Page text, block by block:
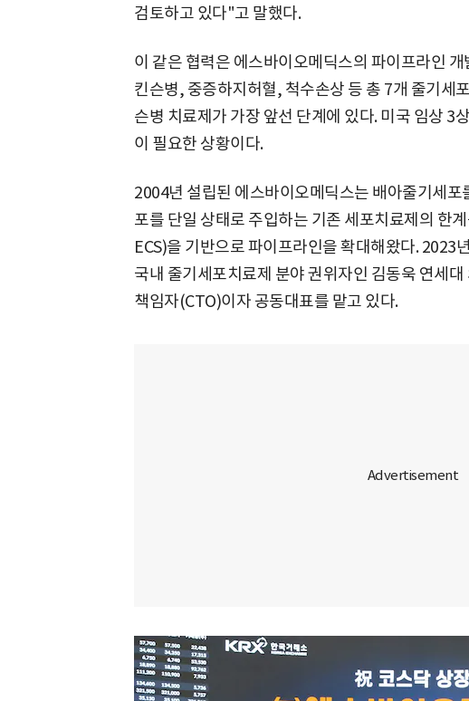
검토하고 있다"고 말했다.
이 같은 협력은 에스바이오메딕스의 파이프라인
킨슨병, 중증하지허혈, 척수손상 등 총 7개 줄기세
슨병 치료제가 가장 앞선 단계에 있다. 미국 임상 3
이 필요한 상황이다.
2004년 설립된 에스바이오메딕스는 배아줄기세포
포를 단일 상태로 주입하는 기존 세포치료제의 한
ECS)을 기반으로 파이프라인을 확대해왔다. 2023
국내 줄기세포치료제 분야 권위자인 김동욱 연세
책임자(CTO)이자 공동대표를 맡고 있다.